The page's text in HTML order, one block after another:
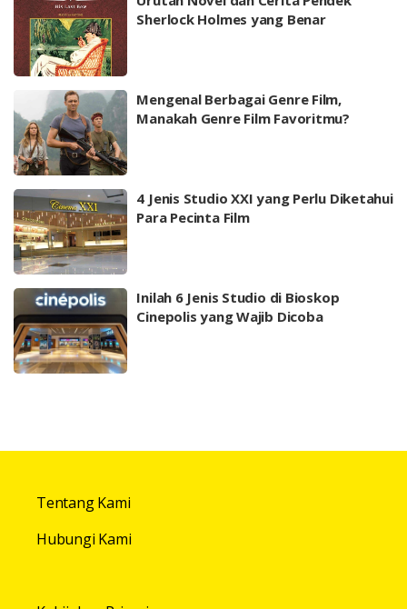
Sherlock Holmes yang Benar
Mengenal Berbagai Genre Film,
Manakah Genre Film Favoritmu?
4 Jenis Studio XXI yang Perlu Diketahui
Para Pecinta Film
Inilah 6 Jenis Studio di Bioskop
Cinepolis yang Wajib Dicoba
Tentang Kami
Hubungi Kami